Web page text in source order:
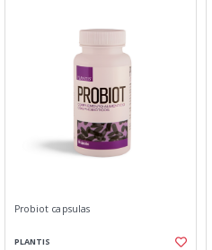
Probiot capsulas
PLANTIS